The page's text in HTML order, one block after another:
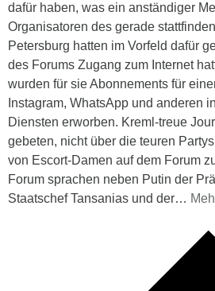
dafür haben, was ein anständiger
Organisatoren des gerade
Petersburg hatten im Vorfeld dafür
des Forums Zugang zum Internet
wurden für sie Abonnements für
Instagram, WhatsApp und anderen
Diensten erworben. Kreml-treue
gebeten, nicht über die teuren
von Escort-Damen auf dem Forum
Forum sprachen neben Putin der
Staatschef Tansanias und der…